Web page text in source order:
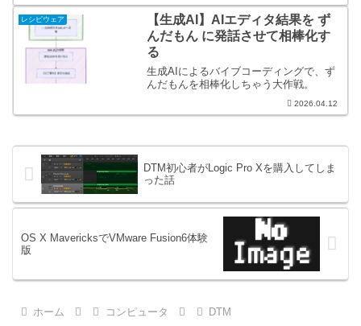
レシピウェア
【生成AI】AIエディタ結果を ず
んだもん に発話させて相棒化す
る
生成AIによるバイブコーディングで、ず
んだもんを相棒化しちゃう大作戦。
2026.04.12
DTM初心者がLogic Pro Xを購入してしま
った話
OS X MavericksでVMware Fusion6体験
版
ホーム コンピュータ DTM